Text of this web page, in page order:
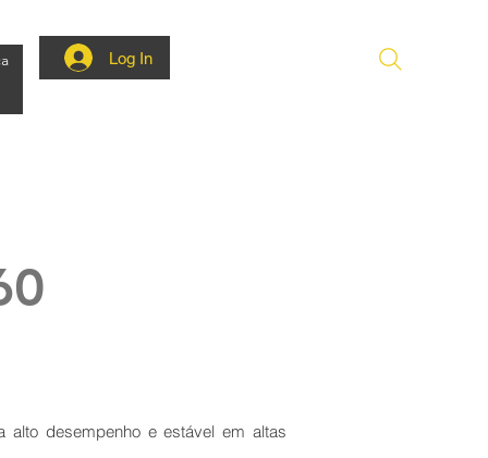
Log In
alto desempenho e estável em altas